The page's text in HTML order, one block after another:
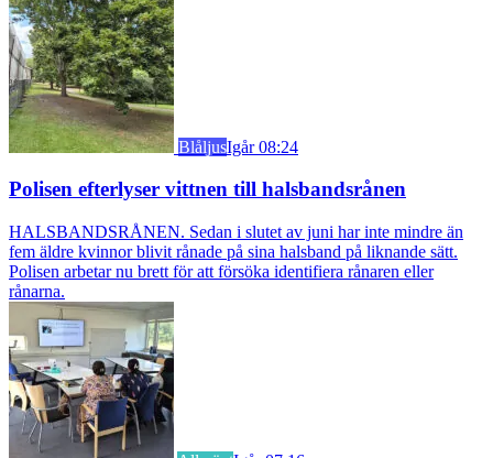
BlåljusIgår 08:24
Polisen efterlyser vittnen till halsbandsrånen
HALSBANDSRÅNEN. Sedan i slutet av juni har inte mindre än
fem äldre kvinnor blivit rånade på sina halsband på liknande sätt.
Polisen arbetar nu brett för att försöka identifiera rånaren eller
rånarna.